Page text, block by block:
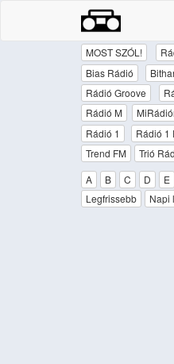
MOST SZÓL!
Bias Rádió
Rádió Groove
Rádió M
Rádió 1
Rádió 1
Trend FM
Trió
A
B C D E
Legfrissebb
Napi